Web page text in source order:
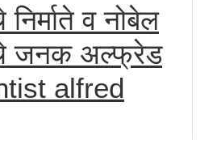
निर्माते व नोबेल
जनक अल्फ्रेड
alfred